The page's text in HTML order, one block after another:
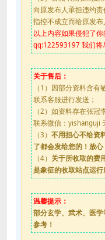
向原发布人承担违约
指控不成立而给原发
以上内容如果侵犯了
qq:122593197 我们将
关于售后：
（1）因部分资料含
联系客服进行发送；
（2）如资料存在张
联系微信：yishanguji
（3） 不用担心不给资
了都会发给您的！放心
（4） 关于所收取的费
是象征的收取站点运
温馨提示：
部分玄学、武术、医
参考！